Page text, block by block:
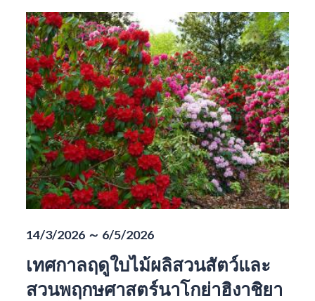
14/3/2026 ～ 6/5/2026
เทศกาลฤดูใบไม้ผลิสวนสัตว์และ
สวนพฤกษศาสตร์นาโกย่าฮิงาชิยา